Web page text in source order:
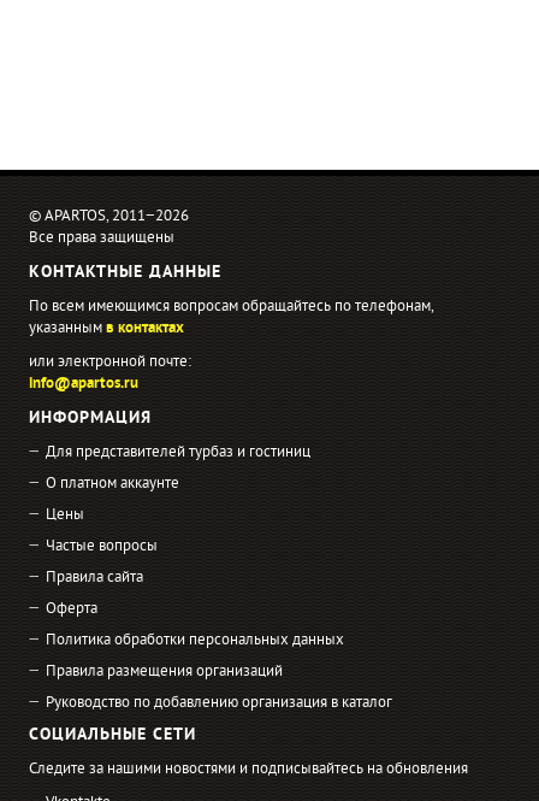
© APARTOS, 2011−2026
Все права защищены
КОНТАКТНЫЕ ДАННЫЕ
По всем имеющимся вопросам обращайтесь по телефонам,
указаннымв контактах
или электронной почте:
info@apartos.ru
ИНФОРМАЦИЯ
Для представителей турбаз и гостиниц
О платном аккаунте
Цены
Частые вопросы
Правила сайта
Оферта
Политика обработки персональных данных
Правила размещения организаций
Руководство по добавлению организация в каталог
СОЦИАЛЬНЫЕ СЕТИ
Следите за нашими новостями и подписывайтесь на обновления